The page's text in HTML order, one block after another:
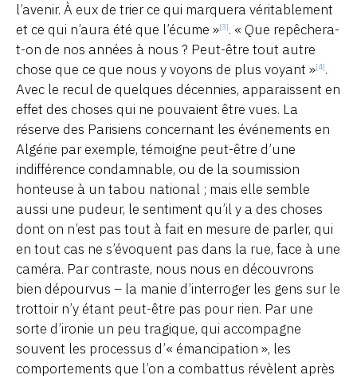
l’avenir. À eux de trier ce qui marquera véritablement
et ce qui n’aura été que l’écume »[3]. « Que repêchera-
t-on de nos années à nous ? Peut-être tout autre
chose que ce que nous y voyons de plus voyant »[4].
Avec le recul de quelques décennies, apparaissent en
effet des choses qui ne pouvaient être vues. La
réserve des Parisiens concernant les événements en
Algérie par exemple, témoigne peut-être d’une
indifférence condamnable, ou de la soumission
honteuse à un tabou national ; mais elle semble
aussi une pudeur, le sentiment qu’il y a des choses
dont on n’est pas tout à fait en mesure de parler, qui
en tout cas ne s’évoquent pas dans la rue, face à une
caméra. Par contraste, nous nous en découvrons
bien dépourvus – la manie d’interroger les gens sur le
trottoir n’y étant peut-être pas pour rien. Par une
sorte d’ironie un peu tragique, qui accompagne
souvent les processus d’« émancipation », les
comportements que l’on a combattus révèlent après